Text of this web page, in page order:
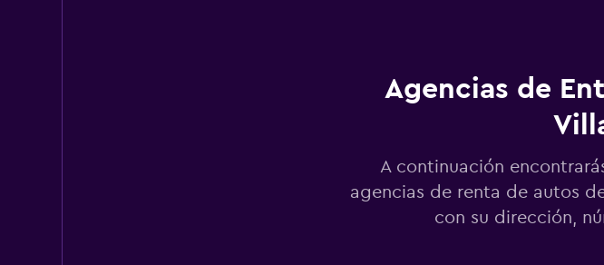
Agencias de
A continuación
agencias de renta de autos
con su dirección,